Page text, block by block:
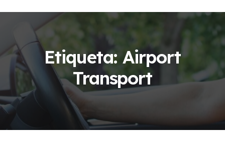
Etiqueta:Airport
Transport